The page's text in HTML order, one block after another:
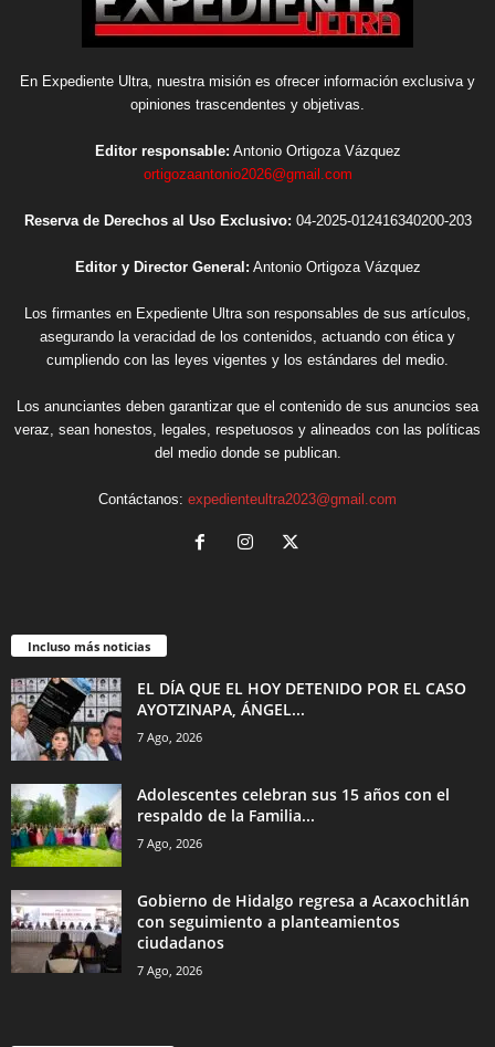
En Expediente Ultra, nuestra misión es ofrecer información exclusiva y
opiniones trascendentes y objetivas.
Editor responsable: Antonio Ortigoza Vázquez
ortigozaantonio2026@gmail.com
Reserva de Derechos al Uso Exclusivo: 04-2025-012416340200-203
Editor y Director General: Antonio Ortigoza Vázquez
Los firmantes en Expediente Ultra son responsables de sus artículos,
asegurando la veracidad de los contenidos, actuando con ética y
cumpliendo con las leyes vigentes y los estándares del medio.
Los anunciantes deben garantizar que el contenido de sus anuncios sea
veraz, sean honestos, legales, respetuosos y alineados con las políticas
del medio donde se publican.
Contáctanos: expedienteultra2023@gmail.com
Incluso más noticias
EL DÍA QUE EL HOY DETENIDO POR EL CASO
AYOTZINAPA, ÁNGEL...
7 Ago, 2026
Adolescentes celebran sus 15 años con el
respaldo de la Familia...
7 Ago, 2026
Gobierno de Hidalgo regresa a Acaxochitlán
con seguimiento a planteamientos
ciudadanos
7 Ago, 2026